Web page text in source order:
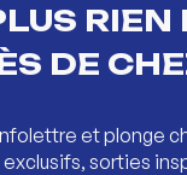
RIEN
DE
et plonge
sorties